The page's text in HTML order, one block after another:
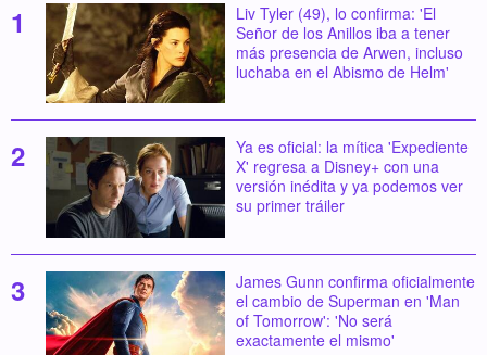
Liv Tyler (49), lo confirma: 'El
Señor de los Anillos iba a tener
más presencia de Arwen, incluso
luchaba en el Abismo de Helm'
Ya es oficial: la mítica 'Expediente
X' regresa a Disney+ con una
versión inédita y ya podemos ver
su primer tráiler
James Gunn confirma oficialmente
el cambio de Superman en 'Man
of Tomorrow': 'No será
exactamente el mismo'